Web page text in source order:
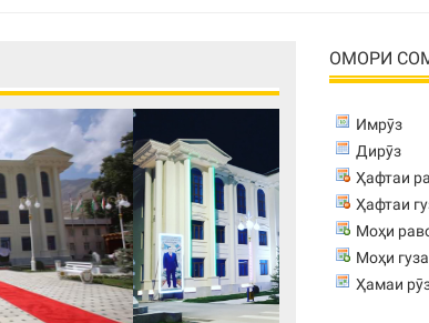
ОМОРИ
Имрӯз
Дирӯз
Ҳафтаи
Ҳафтаи
Моҳи
Моҳи
Ҳамаи